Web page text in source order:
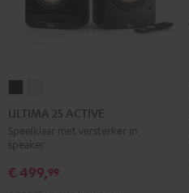
25
ACTIVE
Night
black
25
ACTIVE
Pure
White
ULTIMA 25 ACTIVE
Speelklaar met versterker in
speaker
€ 499,99